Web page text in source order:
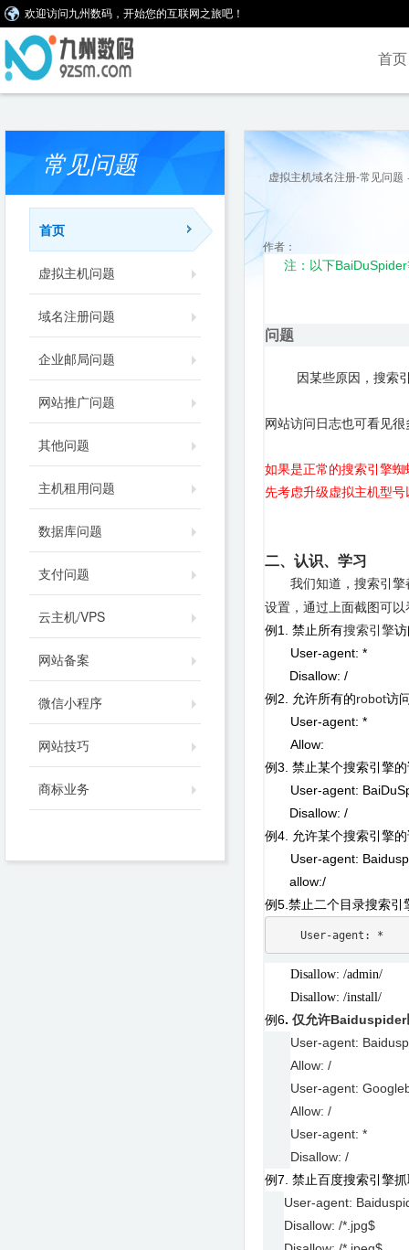
欢迎访问九州数码，开始您的互联网之旅吧！
首页
常见问题
首页
虚拟主机问题
域名注册问题
企业邮局问题
网站推广问题
其他问题
主机租用问题
数据库问题
支付问题
云主机/VPS
网站备案
微信小程序
网站技巧
商标业务
虚拟主机域名注册-常见问题
作者：
注：以下BaiDuSpider
问题
因某些原因，搜索
网站访问日志也可看见
如果是正常的搜索引擎
先考虑升级虚拟主机型
二、认识、学习
我们知道，搜索引擎
设置，通过上面截图可以
例 1. 禁止所有搜索引擎
User-agent: *
Disallow: /
例 2. 允许所有的robot访
User-agent: *
Allow:
例 3. 禁止某个搜索引擎
User-agent:
Disallow: /
例 4. 允许某个搜索引擎
User-agent:
allow:/
例 5. 禁止二个目录搜索引
    User-agent: *
Disallow: /admin/
Disallow: /install/
例 6. 仅允许Baiduspider
User-agent:
Allow: /
User-agent:
Allow: /
User-agent: *
Disallow: /
例 7. 禁止百度搜索引擎
User-agent:
Disallow: /*.jpg$